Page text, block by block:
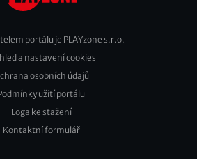
portálu je PLAYzone s.r.o.
a nastavení cookies
osobních údajů
užití portálu
Loga ke stažení
Kontaktní formulář